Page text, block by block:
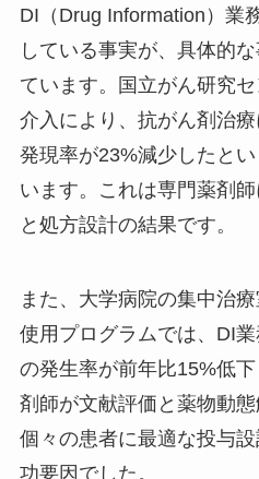
DI（Drug Information）業
している事実が、具体的
ています。国立がん研究
介入により、抗がん剤治
発現率が23%減少したと
います。これは専門薬剤
と処方設計の結果です。
また、大学病院の集中治
使用プログラムでは、DI
の発生率が前年比15%低
剤師が文献評価と薬物動態
個々の患者に最適な投与
功要因でした。